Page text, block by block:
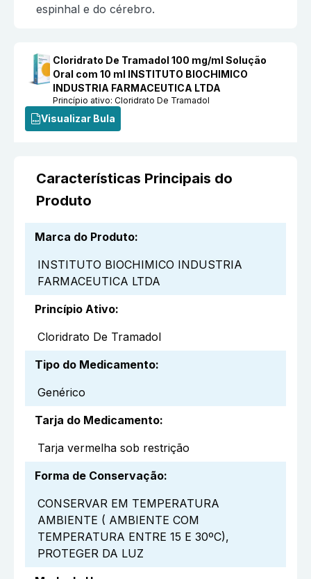
espinhal e do cérebro.
Cloridrato De Tramadol 100 mg/ml Solução
Oral com 10 ml INSTITUTO BIOCHIMICO
INDUSTRIA FARMACEUTICA LTDA
Princípio ativo:Cloridrato De Tramadol
Visualizar Bula
Características Principais do
Produto
Marca do Produto:
INSTITUTO BIOCHIMICO INDUSTRIA
FARMACEUTICA LTDA
Princípio Ativo:
Cloridrato De Tramadol
Tipo do Medicamento:
Genérico
Tarja do Medicamento:
Tarja vermelha sob restrição
Forma de Conservação:
CONSERVAR EM TEMPERATURA
AMBIENTE ( AMBIENTE COM
TEMPERATURA ENTRE 15 E 30ºC),
PROTEGER DA LUZ